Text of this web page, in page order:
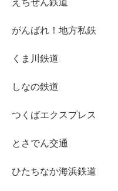
えちぜん鉄道
がんばれ！地方私鉄
くま川鉄道
しなの鉄道
つくばエクスプレス
とさでん交通
ひたちなか海浜鉄道